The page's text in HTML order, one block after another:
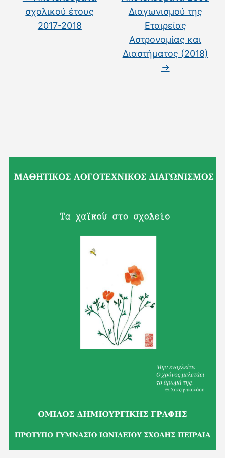
σχολικού έτους
2017-2018
Διαγωνισμού της
Εταιρείας
Αστρονομίας και
Διαστήματος (2018)
→